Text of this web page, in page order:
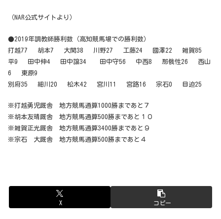
（NAR公式サイトより）
●2019年調教師勝利数（高知競馬場での勝利数）
打越77 胡本7 大関38 川野27 工藤24 國澤22 雑賀85
平9 田中伸4 田中譲34 田中守56 中西8 那俄性26 西山
6 東原9
別府35 細川20 松木42 宮川11 宮路16 宗石0 目迫25
※打越勇児厩舎 地方競馬通算1000勝まであと７
※胡本友晴厩舎 地方競馬通算500勝まであと１０
※雑賀正光厩舎 地方競馬通算3400勝まであと９
※宗石 大厩舎 地方競馬通算500勝まであと４
X コピー